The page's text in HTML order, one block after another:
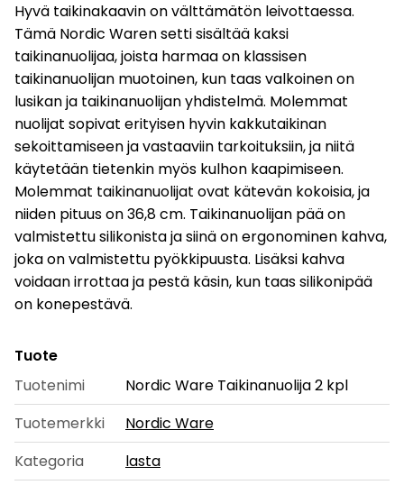
Hyvä taikinakaavin on välttämätön leivottaessa.
Tämä Nordic Waren setti sisältää kaksi
taikinanuolijaa, joista harmaa on klassisen
taikinanuolijan muotoinen, kun taas valkoinen on
lusikan ja taikinanuolijan yhdistelmä. Molemmat
nuolijat sopivat erityisen hyvin kakkutaikinan
sekoittamiseen ja vastaaviin tarkoituksiin, ja niitä
käytetään tietenkin myös kulhon kaapimiseen.
Molemmat taikinanuolijat ovat kätevän kokoisia, ja
niiden pituus on 36,8 cm. Taikinanuolijan pää on
valmistettu silikonista ja siinä on ergonominen kahva,
joka on valmistettu pyökkipuusta. Lisäksi kahva
voidaan irrottaa ja pestä käsin, kun taas silikonipää
on konepestävä.
Tuote
Tuotenimi
Nordic Ware Taikinanuolija 2 kpl
Tuotemerkki
Nordic Ware
Kategoria
lasta